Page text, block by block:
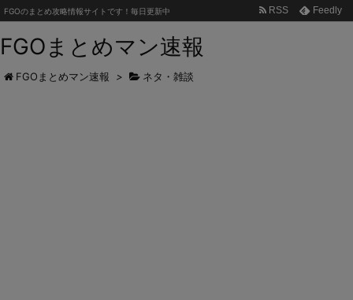
FGOまとめマン速報
FGOのまとめ攻略情報サイトです！毎日更新中 RSS Feedly
FGOまとめマン速報 > ネタ・雑談